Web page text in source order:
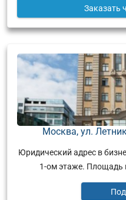
Заказать
Москва, ул.
Юридический адрес в
1-ом этаже. Площадь